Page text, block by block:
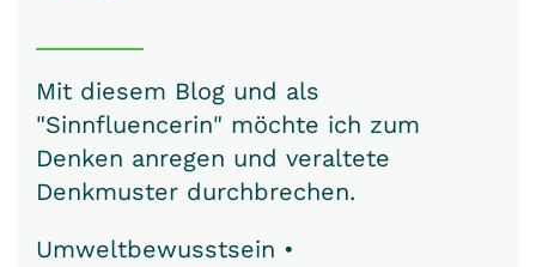
Mit diesem Blog und als
"Sinnfluencerin" möchte ich zum
Denken anregen und veraltete
Denkmuster durchbrechen.
Umweltbewusstsein •